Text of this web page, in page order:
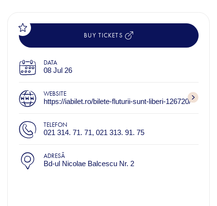
BUY TICKETS
DATA
08 Jul 26
WEBSITE
https://iabilet.ro/bilete-fluturii-sunt-liberi-126720/
TELEFON
021 314. 71. 71, 021 313. 91. 75
ADRESĂ
Bd-ul Nicolae Balcescu Nr. 2